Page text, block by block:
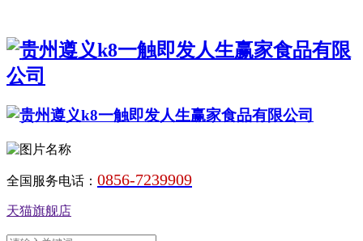
全国服务电话： 0856-7239909
天猫旗舰店